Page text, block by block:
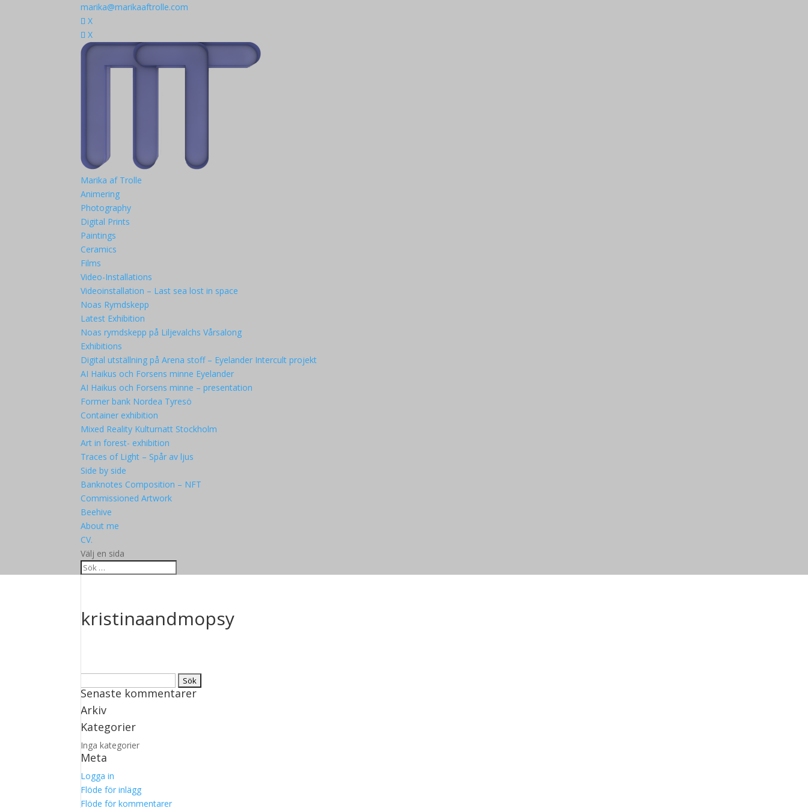
marika@marikaaftrolle.com
X
X
Marika af Trolle
Animering
Photography
Digital Prints
Paintings
Ceramics
Films
Video-Installations
Videoinstallation – Last sea lost in space
Noas Rymdskepp
Latest Exhibition
Noas rymdskepp på Liljevalchs Vårsalong
Exhibitions
Digital utställning på Arena stoff – Eyelander Intercult projekt
AI Haikus och Forsens minne Eyelander
AI Haikus och Forsens minne – presentation
Former bank Nordea Tyresö
Container exhibition
Mixed Reality Kulturnatt Stockholm
Art in forest- exhibition
Traces of Light – Spår av ljus
Side by side
Banknotes Composition – NFT
Commissioned Artwork
Beehive
About me
CV.
Välj en sida
kristinaandmopsy
efter:
Senaste kommentarer
Arkiv
Kategorier
Inga kategorier
Meta
Logga in
Flöde för inlägg
Flöde för kommentarer